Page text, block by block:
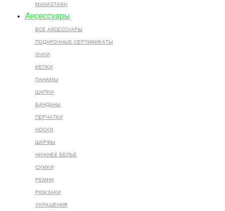
MANASTASH
Аксессуары
ВСЕ AКСЕССУАРЫ
ПОДАРОЧНЫЕ СЕРТИФИКАТЫ
ОЧКИ
КЕПКИ
ПАНАМЫ
ШАПКИ
БАНДАНЫ
ПЕРЧАТКИ
НОСКИ
ШАРФЫ
НИЖНЕЕ БЕЛЬЕ
СУМКИ
РЕМНИ
РЮКЗАКИ
УКРАШЕНИЯ